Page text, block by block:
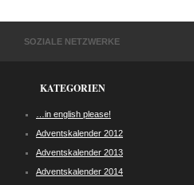
SOZIALE NETZWERKE
KATEGORIEN
…in english please!
Adventskalender 2012
Adventskalender 2013
Adventskalender 2014